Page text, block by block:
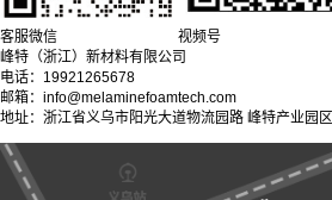
客服微信 视频号
峰特（浙江）新材料有限公司
电话：19921265678
邮箱：info@melaminefoamtech.com
地址：浙江省义乌市阳光大道物流园路 峰特产业园区